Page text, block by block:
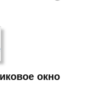
окно